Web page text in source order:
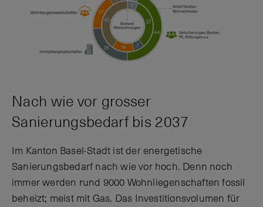
Nach wie vor grosser
Sanierungsbedarf bis 2037
Im Kanton Basel-Stadt ist der energetische
Sanierungsbedarf nach wie vor hoch. Denn noch
immer werden rund 9000 Wohnliegenschaften fossil
beheizt; meist mit Gas. Das Investitionsvolumen für